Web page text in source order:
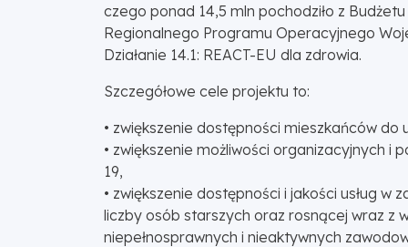
czego ponad 14,5 mln pochodziło z
Regionalnego Programu Operacyjnego
Działanie 14.1: REACT-EU dla zdrowia.
Szczegółowe cele projektu to:
• zwiększenie dostępności mieszkańców
• zwiększenie możliwości organizacyjnych
19,
• zwiększenie dostępności i jakości usług
liczby osób starszych oraz rosnącej wraz z
niepełnosprawnych i nieaktywnych